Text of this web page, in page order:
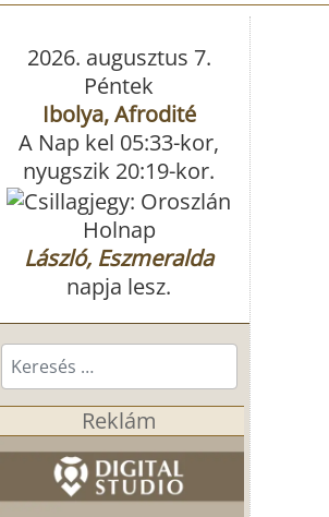
2026. augusztus 7.
Péntek
Ibolya, Afrodité
A Nap kel 05:33-kor,
nyugszik 20:19-kor.
Holnap
László, Eszmeralda
napja lesz.
Keresés...
Reklám